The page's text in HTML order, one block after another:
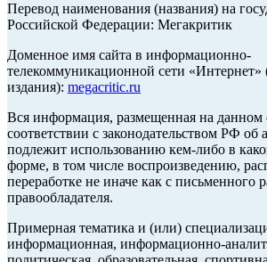
Перевод наименования (названия) на
Российской Федерации: Мегакритик
Доменное имя сайта в информационно-
телекоммуникационной сети «Интернет»
издания): megacritic.ru
Вся информация, размещенная на данном
соответствии с законодательством РФ об
подлежит использованию кем-либо в
форме, в том числе воспроизведению,
переработке не иначе как с письменного
правообладателя.
Примерная тематика и (или)
информационная, информационно-